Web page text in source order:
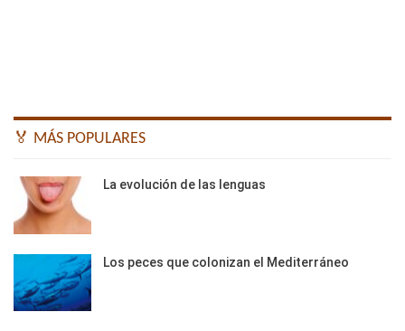
🏅 MÁS POPULARES
La evolución de las lenguas
Los peces que colonizan el Mediterráneo